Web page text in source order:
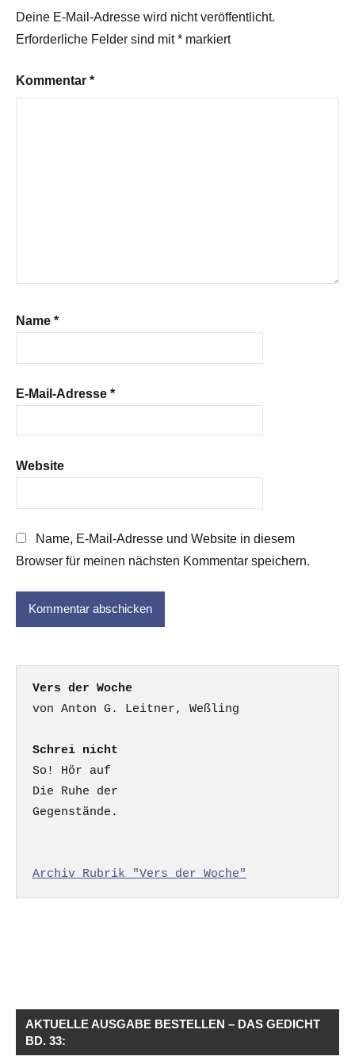
Deine E-Mail-Adresse wird nicht veröffentlicht.
Erforderliche Felder sind mit* markiert
Kommentar *
Name *
E-Mail-Adresse *
Website
Name, E-Mail-Adresse und Website in diesem
Browser für meinen nächsten Kommentar speichern.
Vers der Woche
Schrei nicht
So! Hör auf
Die Ruhe der
Gegenstände.
Archiv Rubrik "Vers der Woche"
AKTUELLE AUSGABE BESTELLEN – DAS GEDICHT
BD. 33: